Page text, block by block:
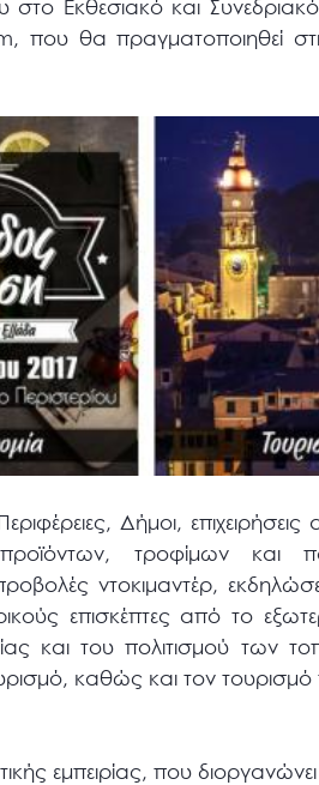
στο Εκθεσιακό και
που θα πραγματοποιηθεί
Δήμοι,
τροφίμων
ντοκιμαντέρ,
επισκέπτες από το
και του πολιτισμού των
καθώς και τον
εμπειρίας, που